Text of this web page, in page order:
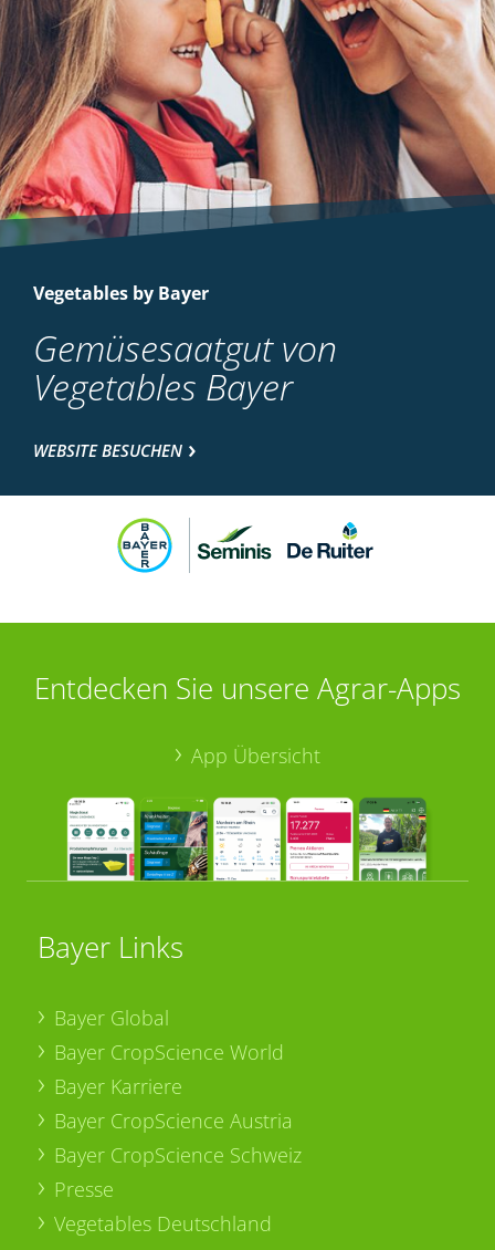
Vegetables by Bayer
Gemüsesaatgut von
Vegetables Bayer
WEBSITE BESUCHEN
Entdecken Sie unsere Agrar-Apps
App Übersicht
Bayer Links
Bayer Global
Bayer CropScience World
Bayer Karriere
Bayer CropScience Austria
Bayer CropScience Schweiz
Presse
Vegetables Deutschland